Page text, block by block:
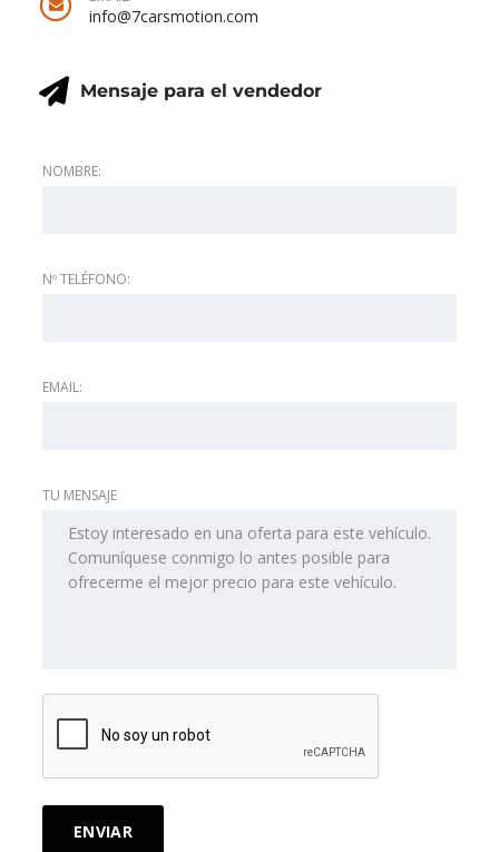
info@7carsmotion.com
Mensaje para el vendedor
NOMBRE:
Nº TELÉFONO:
EMAIL:
TU MENSAJE